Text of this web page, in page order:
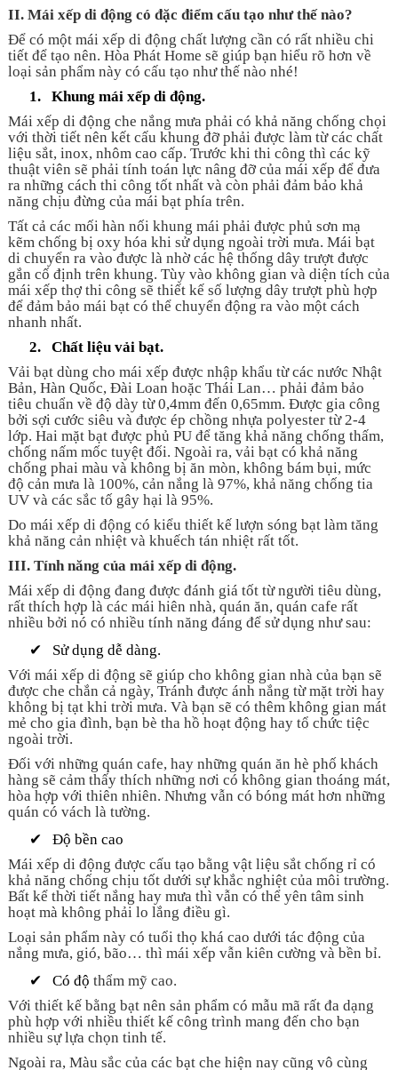
II. Mái xếp di động có đặc điểm cấu tạo như thế nào?
Để có một mái xếp di động chất lượng cần có rất nhiều chi
tiết để tạo nên. Hòa Phát Home sẽ giúp bạn hiểu rõ hơn về
loại sản phẩm này có cấu tạo như thế nào nhé!
1.
Khung mái xếp di động.
Mái xếp di động che nắng mưa phải có khả năng chống chọi
với thời tiết nên kết cấu khung đỡ phải được làm từ các chất
liệu sắt, inox, nhôm cao cấp. Trước khi thi công thì các kỹ
thuật viên sẽ phải tính toán lực nâng đỡ của mái xếp để đưa
ra những cách thi công tốt nhất và còn phải đảm bảo khả
năng chịu đừng của mái bạt phía trên.
Tất cả các mối hàn nối khung mái phải được phủ sơn mạ
kẽm chống bị oxy hóa khi sử dụng ngoài trời mưa. Mái bạt
di chuyển ra vào được là nhờ các hệ thống dây trượt được
gắn cố định trên khung. Tùy vào không gian và diện tích của
mái xếp thợ thi công sẽ thiết kế số lượng dây trượt phù hợp
để đảm bảo mái bạt có thể chuyển động ra vào một cách
nhanh nhất.
2.
Chất liệu vải bạt.
Vải bạt dùng cho mái xếp được nhập khẩu từ các nước Nhật
Bản, Hàn Quốc, Đài Loan hoặc Thái Lan… phải đảm bảo
tiêu chuẩn về độ dày từ 0,4mm đến 0,65mm. Được gia công
bởi sợi cước siêu và được ép chồng nhựa polyester từ 2-4
lớp. Hai mặt bạt được phủ PU để tăng khả năng chống thấm,
chống nấm mốc tuyệt đối. Ngoài ra, vải bạt có khả năng
chống phai màu và không bị ăn mòn, không bám bụi, mức
độ cản mưa là 100%, cản nắng là 97%, khả năng chống tia
UV và các sắc tố gây hại là 95%.
Do mái xếp di động có kiểu thiết kế lượn sóng bạt làm tăng
khả năng cản nhiệt và khuếch tán nhiệt rất tốt.
III. Tính năng của mái xếp di động.
Mái xếp di động đang được đánh giá tốt từ người tiêu dùng,
rất thích hợp là các mái hiên nhà, quán ăn, quán cafe rất
nhiều bởi nó có nhiều tính năng đáng để sử dụng như sau:
✔
Sử dụng dễ dàng.
Với mái xếp di động sẽ giúp cho không gian nhà của bạn sẽ
được che chắn cả ngày, Tránh được ánh nắng từ mặt trời hay
không bị tạt khi trời mưa. Và bạn sẽ có thêm không gian mát
mẻ cho gia đình, bạn bè tha hồ hoạt động hay tổ chức tiệc
ngoài trời.
Đối với những quán cafe, hay những quán ăn hè phố khách
hàng sẽ cảm thấy thích những nơi có không gian thoáng mát,
hòa hợp với thiên nhiên. Nhưng vẫn có bóng mát hơn những
quán có vách là tường.
✔
Độ bền cao
Mái xếp di động được cấu tạo bằng vật liệu sắt chống rỉ có
khả năng chống chịu tốt dưới sự khắc nghiệt của môi trường.
Bất kể thời tiết nắng hay mưa thì vẫn có thể yên tâm sinh
hoạt mà không phải lo lắng điều gì.
Loại sản phẩm này có tuổi thọ khá cao dưới tác động của
nắng mưa, gió, bão… thì mái xếp vẫn kiên cường và bền bỉ.
✔ Có độ thẩmmỹ cao.
Với thiết kế bằng bạt nên sản phẩm có mẫu mã rất đa dạng
phù hợp với nhiều thiết kế công trình mang đến cho bạn
nhiều sự lựa chọn tinh tế.
Ngoài ra, Màu sắc của các bạt che hiện nay cũng vô cùng